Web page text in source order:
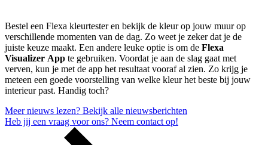
Bestel een Flexa kleurtester en bekijk de kleur op jouw muur op
verschillende momenten van de dag. Zo weet je zeker dat je de
juiste keuze maakt. Een andere leuke optie is om de Flexa
Visualizer App te gebruiken. Voordat je aan de slag gaat met
verven, kun je met de app het resultaat vooraf al zien. Zo krijg je
meteen een goede voorstelling van welke kleur het beste bij jouw
interieur past. Handig toch?
Meer nieuws lezen? Bekijk alle nieuwsberichten
Heb jij een vraag voor ons? Neem contact op!